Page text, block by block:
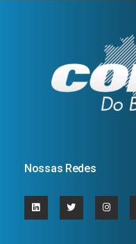
Nossas Redes